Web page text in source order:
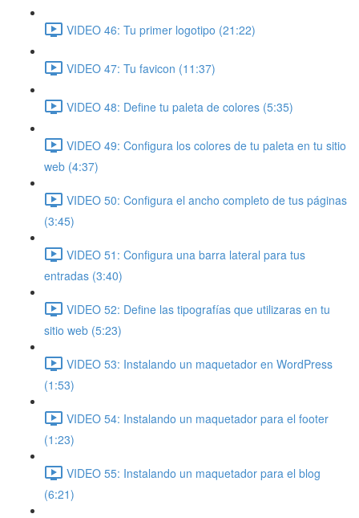
VIDEO 46: Tu primer logotipo (21:22)
VIDEO 47: Tu favicon (11:37)
VIDEO 48: Define tu paleta de colores (5:35)
VIDEO 49: Configura los colores de tu paleta en tu sitio
web (4:37)
VIDEO 50: Configura el ancho completo de tus páginas
(3:45)
VIDEO 51: Configura una barra lateral para tus
entradas (3:40)
VIDEO 52: Define las tipografías que utilizaras en tu
sitio web (5:23)
VIDEO 53: Instalando un maquetador en WordPress
(1:53)
VIDEO 54: Instalando un maquetador para el footer
(1:23)
VIDEO 55: Instalando un maquetador para el blog
(6:21)